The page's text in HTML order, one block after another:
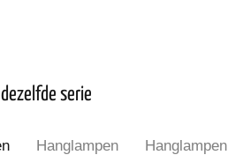
serie
Hanglampen Hanglampen